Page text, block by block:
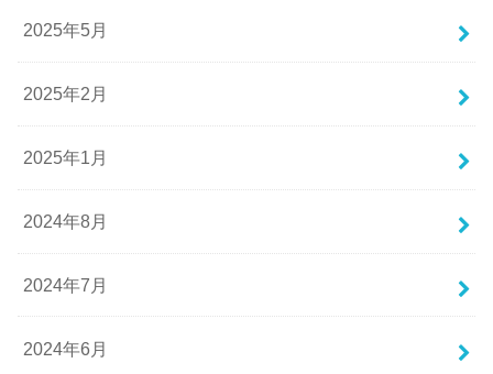
2025年5月
2025年2月
2025年1月
2024年8月
2024年7月
2024年6月